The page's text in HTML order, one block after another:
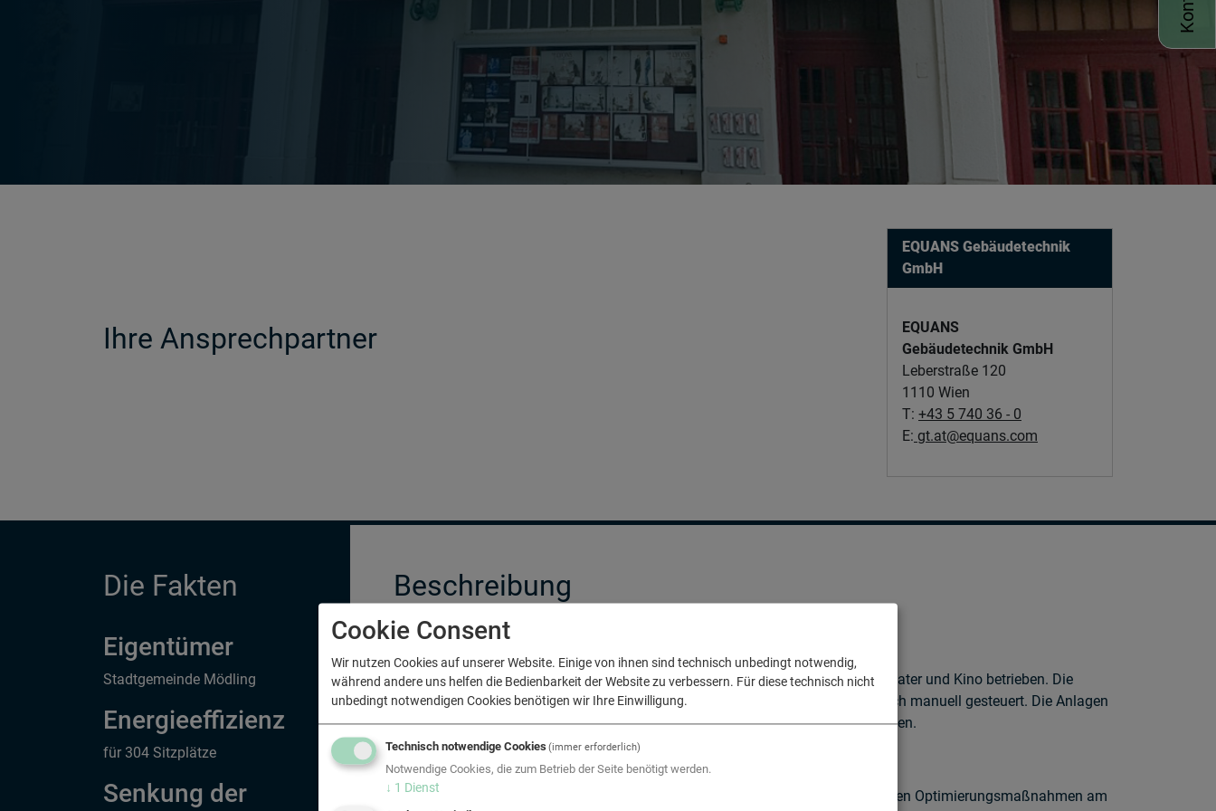
Ihre Ansprechpartner
EQUANS Gebäudetechnik
GmbH
EQUANS
Gebäudetechnik GmbH
Leberstraße 120
1110 Wien
T: +43 5 740 36 - 0
E: gt.at@equans.com
Die Fakten
Eigentümer
Stadtgemeinde Mödling
Energieeffizienz
für 304 Sitzplätze
Senkung der
Beschreibung
Aufgabenstellung
Das im Jugendstil errichtete Stadttheater wurde seit 1912 abwechselnd als Theater und Kino betrieben. Die
Regelungstechnik für Lüftung, Heizung und Klimatisierung war veraltet und noch manuell gesteuert. Die Anlagen
sollten komplett saniert und auf den neuesten Stand der Technik gebracht werden.
Beauftragung
Die ENGIE Gebäudetechnik GmbH wurde als Bestbieter beauftragt, die ge- planten Optimierungsmaßnahmen am
Cookie Consent
Wir nutzen Cookies auf unserer Website. Einige von ihnen sind technisch unbedingt notwendig,
während andere uns helfen die Bedienbarkeit der Website zu verbessern. Für diese technisch nicht
unbedingt notwendigen Cookies benötigen wir Ihre Einwilligung.
Technisch notwendige Cookies(immer erforderlich)
Notwendige Cookies, die zum Betrieb der Seite benötigt werden.
↓ 1 Dienst